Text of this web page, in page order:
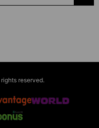
reserved.